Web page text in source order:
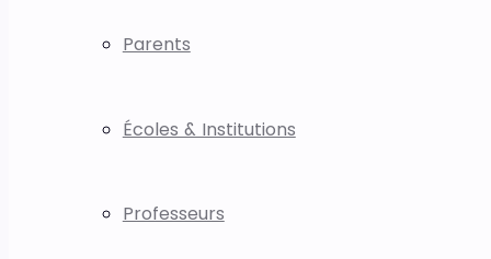
Parents
Écoles & Institutions
Professeurs